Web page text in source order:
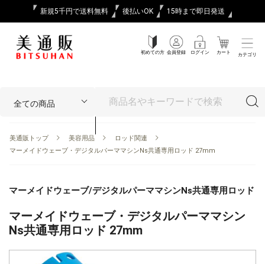
新規5千円で送料無料 後払いOK 15時まで即日発送
初めての方 会員登録 ログイン カート カテゴリ
美通販トップ 美容用品
ロッド関連
マーメイドウェーブ・デジタルパーママシンNs共通専用ロッド 27mm
マーメイドウェーブ/デジタルパーママシンNs共通専用ロッド
マーメイドウェーブ・デジタルパーママシン
Ns共通専用ロッド 27mm